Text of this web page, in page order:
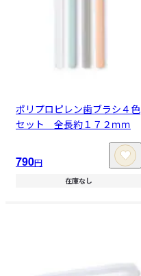
ポリプロピレン歯ブラシ４色
セット 全長約１７２ｍｍ
790円
在庫なし